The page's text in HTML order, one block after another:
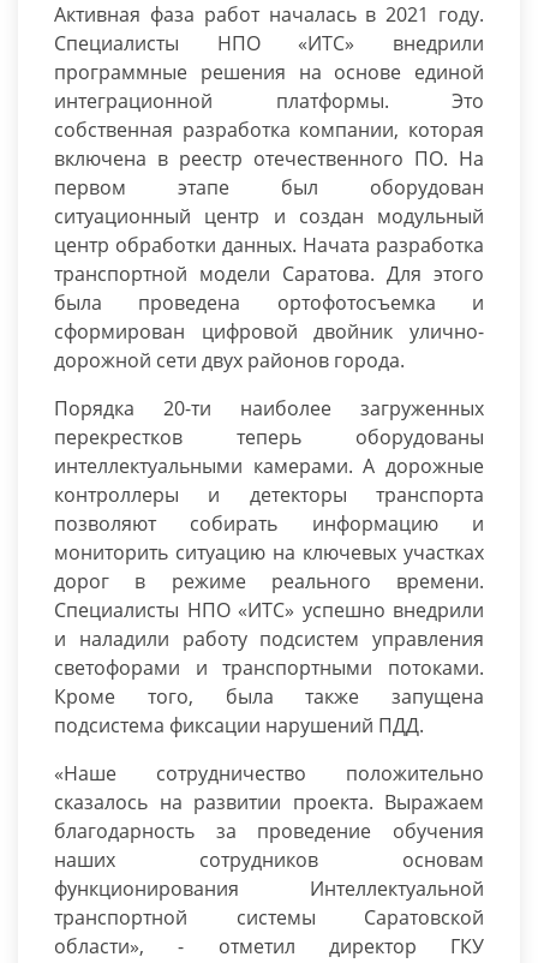
Активная фаза работ началась в 2021 году.
Специалисты НПО «ИТС» внедрили
программные решения на основе единой
интеграционной платформы. Это
собственная разработка компании, которая
включена в реестр отечественного ПО. На
первом этапе был оборудован
ситуационный центр и создан модульный
центр обработки данных. Начата разработка
транспортной модели Саратова. Для этого
была проведена ортофотосъемка и
сформирован цифровой двойник улично-
дорожной сети двух районов города.
Порядка 20-ти наиболее загруженных
перекрестков теперь оборудованы
интеллектуальными камерами. А дорожные
контроллеры и детекторы транспорта
позволяют собирать информацию и
мониторить ситуацию на ключевых участках
дорог в режиме реального времени.
Специалисты НПО «ИТС» успешно внедрили
и наладили работу подсистем управления
светофорами и транспортными потоками.
Кроме того, была также запущена
подсистема фиксации нарушений ПДД.
«Наше сотрудничество положительно
сказалось на развитии проекта. Выражаем
благодарность за проведение обучения
наших сотрудников основам
функционирования Интеллектуальной
транспортной системы Саратовской
области», - отметил директор ГКУ